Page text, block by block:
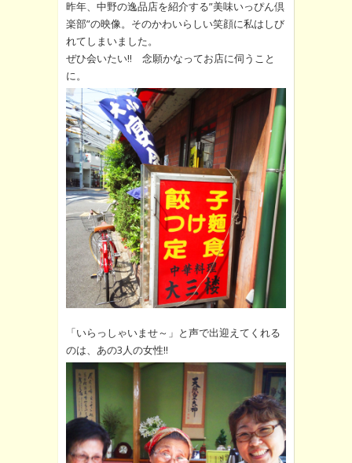
昨年、中野の逸品店を紹介する”美味いっぴん倶
楽部”の映像。そのかわいらしい笑顔に私はしび
れてしまいました。
ぜひ会いたい!! 念願かなってお店に伺うこと
に。
「いらっしゃいませ～」と声で出迎えてくれる
のは、あの3人の女性!!